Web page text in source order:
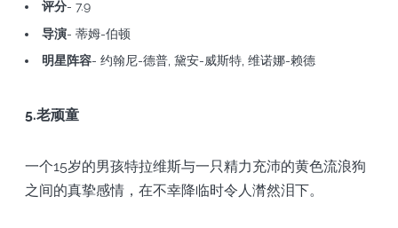
评分- 7.9
导演- 蒂姆-伯顿
明星阵容- 约翰尼-德普, 黛安-威斯特, 维诺娜-赖德
5.老顽童
一个15岁的男孩特拉维斯与一只精力充沛的黄色流浪狗
之间的真挚感情，在不幸降临时令人潸然泪下。